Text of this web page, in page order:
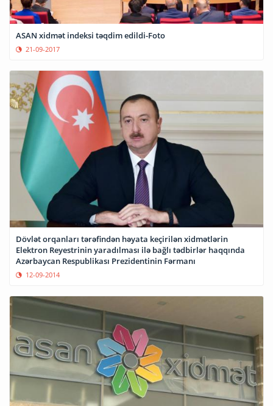
ASAN xidmət indeksi təqdim edildi-Foto
21-09-2017
Dövlət orqanları tərəfindən həyata keçirilən xidmətlərin
Elektron Reyestrinin yaradılması ilə bağlı tədbirlər haqqında
Azərbaycan Respublikası Prezidentinin Fərmanı
12-09-2014